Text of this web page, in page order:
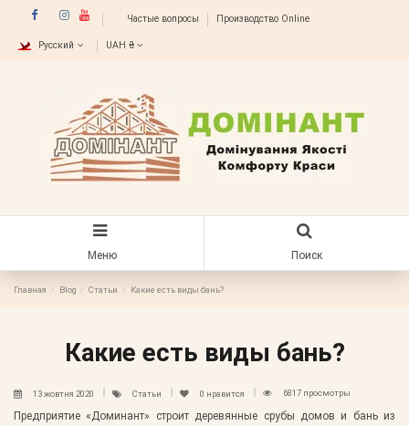
Частые вопросы Производство Online
Русский UAH ₴
Меню Поиск
Главная Blog Статьи Какие есть виды бань?
Какие есть виды бань?
13 жовтня 2020 Статьи 0 нравится 6817 просмотры
Предприятие «Доминант» строит деревянные срубы домов и бань из